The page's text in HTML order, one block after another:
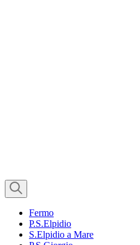
Fermo
P.S.Elpidio
S.Elpidio a Mare